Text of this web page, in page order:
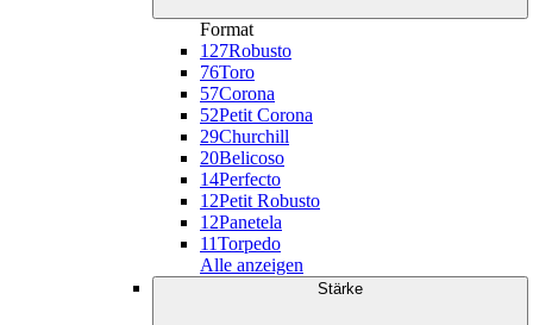
Format
127Robusto
76Toro
57Corona
52Petit Corona
29Churchill
20Belicoso
14Perfecto
12Petit Robusto
12Panetela
11Torpedo
Alle anzeigen
Stärke